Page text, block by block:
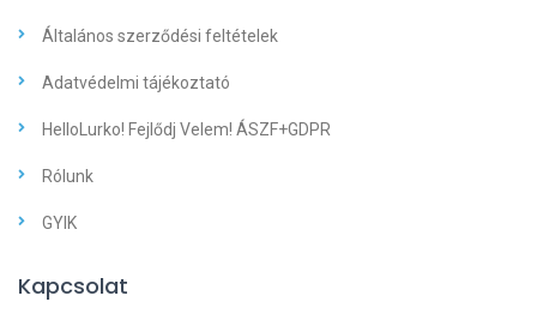
Általános szerződési feltételek
Adatvédelmi tájékoztató
HelloLurko! Fejlődj Velem! ÁSZF+GDPR
Rólunk
GYIK
Kapcsolat